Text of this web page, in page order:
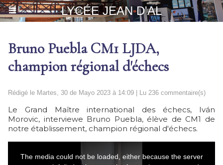
LYCÉE JEAN D'AL
Bruno Puebla CM1 LJDA,
champion régional d'échecs
Rédigé le Martes, 30 de Mayo 2023 à 14:09 | Lu 236 commentaire(s)
Le Grand Maître international des échecs, Iván
Morovic, interviewe Bruno Puebla, élève de CM1 de
notre établissement, champion régional d'échecs.